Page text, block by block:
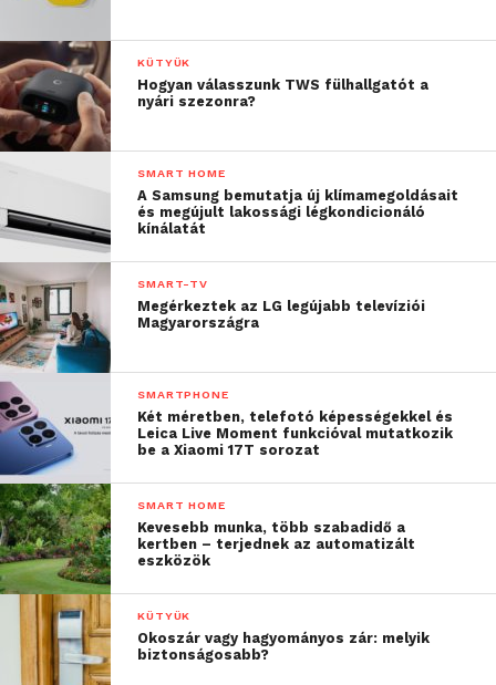
KÜTYÜK
Hogyan válasszunk TWS fülhallgatót a
nyári szezonra?
SMART HOME
A Samsung bemutatja új klímamegoldásait
és megújult lakossági légkondicionáló
kínálatát
SMART-TV
Megérkeztek az LG legújabb televíziói
Magyarországra
SMARTPHONE
Két méretben, telefotó képességekkel és
Leica Live Moment funkcióval mutatkozik
be a Xiaomi 17T sorozat
SMART HOME
Kevesebb munka, több szabadidő a
kertben – terjednek az automatizált
eszközök
KÜTYÜK
Okoszár vagy hagyományos zár: melyik
biztonságosabb?